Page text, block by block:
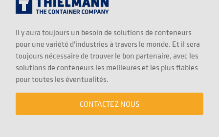
Il y aura toujours un besoin de solutions de conteneurs
pour une variété d'industries à travers le monde. Et il sera
toujours nécessaire de trouver le bon partenaire, avec les
solutions de conteneurs les meilleures et les plus fiables
pour toutes les éventualités.
CONTACTEZ NOUS